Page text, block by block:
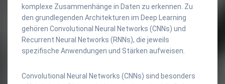
komplexe Zusammenhänge in Daten zu erkennen. Zu
den grundlegenden Architekturen im Deep Learning
gehören Convolutional Neural Networks (CNNs) und
Recurrent Neural Networks (RNNs), die jeweils
spezifische Anwendungen und Stärken aufweisen.
Convolutional Neural Networks (CNNs) sind besonders